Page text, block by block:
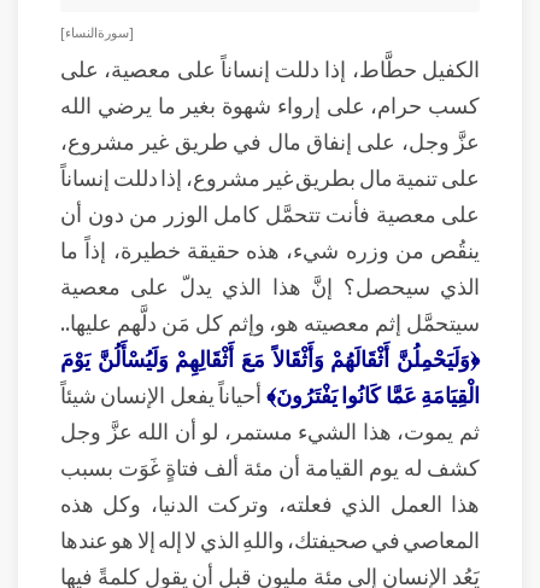
[ سورة النساء ]
الكفيل حطَّاط، إذا دللت إنساناً على معصية، على
كسب حرام، على إرواء شهوة بغير ما يرضي الله
عزَّ وجل، على إنفاق مال في طريق غير مشروع،
على تنمية مال بطريق غير مشروع، إذا دللت إنساناً
على معصية فأنت تتحمَّل كامل الوزر من دون أن
ينقُص من وزره شيء، هذه حقيقة خطيرة، إذاً ما
الذي سيحصل؟ إنَّ هذا الذي يدلّ على معصية
سيتحمَّل إثم معصيته هو، وإثم كل مَن دلَّهم عليها..
﴿وَلَيَحْمِلُنَّ أَثْقَالَهُمْ وَأَثْقَالاً مَعَ أَثْقَالِهِمْ وَلَيُسْأَلُنَّ يَوْمَ
الْقِيَامَةِ عَمَّا كَانُوا يَفْتَرُونَ﴾أحياناً يفعل الإنسان شيئاً
ثم يموت، هذا الشيء مستمر، لو أن الله عزَّ وجل
كشف له يوم القيامة أن مئة ألف فتاةٍ غَوَت بسبب
هذا العمل الذي فعلته، وتركت الدنيا، وكل هذه
المعاصي في صحيفتك، واللهِ الذي لا إله إلا هو عندها
يَعُد الإنسان إلى مئة مليون قبل أن يقول كلمةً فيها